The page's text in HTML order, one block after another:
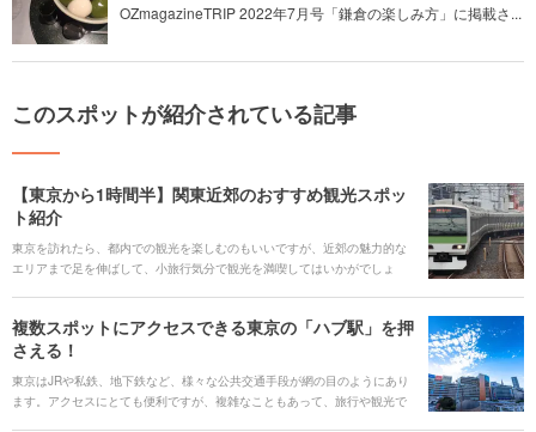
OZmagazineTRIP 2022年7月号「鎌倉の楽しみ方」に掲載さ...
このスポットが紹介されている記事
【東京から1時間半】関東近郊のおすすめ観光スポッ
ト紹介
東京を訪れたら、都内での観光を楽しむのもいいですが、近郊の魅力的な
エリアまで足を伸ばして、小旅行気分で観光を満喫してはいかがでしょ
けるエリアと、そのエリアおすすめのスポットをご紹介します。
複数スポットにアクセスできる東京の「ハブ駅」を押
さえる！
東京はJRや私鉄、地下鉄など、様々な公共交通手段が網の目のようにあり
ます。アクセスにとても便利ですが、複雑なこともあって、旅行や観光で